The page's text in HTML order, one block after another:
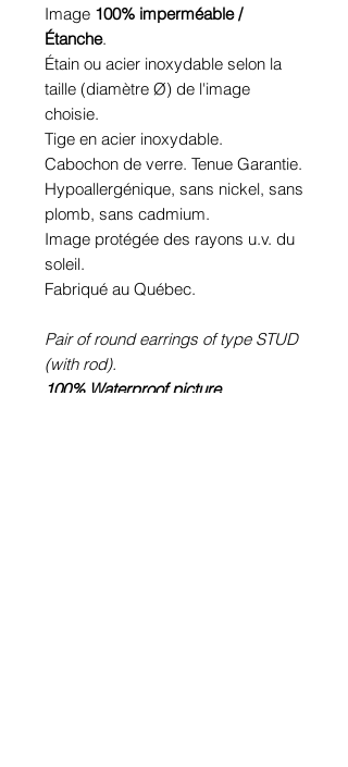
Image 100% imperméable /
Étanche.
Étain ou acier inoxydable selon la
taille (diamètre Ø) de l'image
choisie.
Tige en acier inoxydable.
Cabochon de verre. Tenue Garantie.
Hypoallergénique, sans nickel, sans
plomb, sans cadmium.
Image protégée des rayons u.v. du
soleil.
Fabriqué au Québec.
Pair of round earrings of type STUD
(with rod).
100% Waterproof picture.